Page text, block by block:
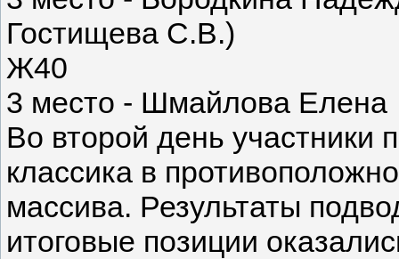
Гостищева С.В.)
Ж40
3 место - Шмайлова Елена
Во второй день участники
классика в
массива. Результаты
итоговые позиции